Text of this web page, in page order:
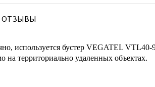
ОТЗЫВЫ
используется бустер VEGATEL
на территориально удаленных объектах.